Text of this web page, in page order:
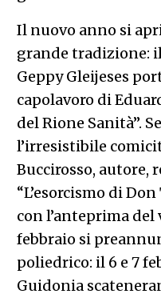
Il nuovo anno si
grande tradizione:
Geppy Gleijeses
capolavoro di
del Rione Sanità”.
l’irresistibile
Buccirosso, autore,
“L’esorcismo di
con l’anteprima del
febbraio si
poliedrico: il 6 e 7
Guidonia